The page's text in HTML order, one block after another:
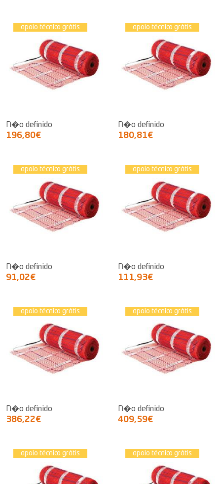
apoio técnico grátis
N�o definido
196,80€
apoio técnico grátis
N�o definido
180,81€
apoio técnico grátis
N�o definido
91,02€
apoio técnico grátis
N�o definido
111,93€
apoio técnico grátis
N�o definido
386,22€
apoio técnico grátis
N�o definido
409,59€
apoio técnico grátis apoio técnico grátis